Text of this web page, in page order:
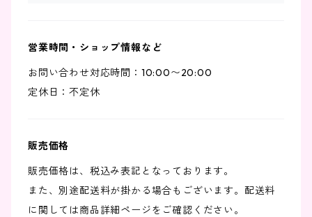
営業時間・ショップ情報など
お問い合わせ対応時間：10:00〜20:00
定休日：不定休
販売価格
販売価格は、税込み表記となっております。
また、別途配送料が掛かる場合もございます。配送料
に関しては商品詳細ページをご確認ください。